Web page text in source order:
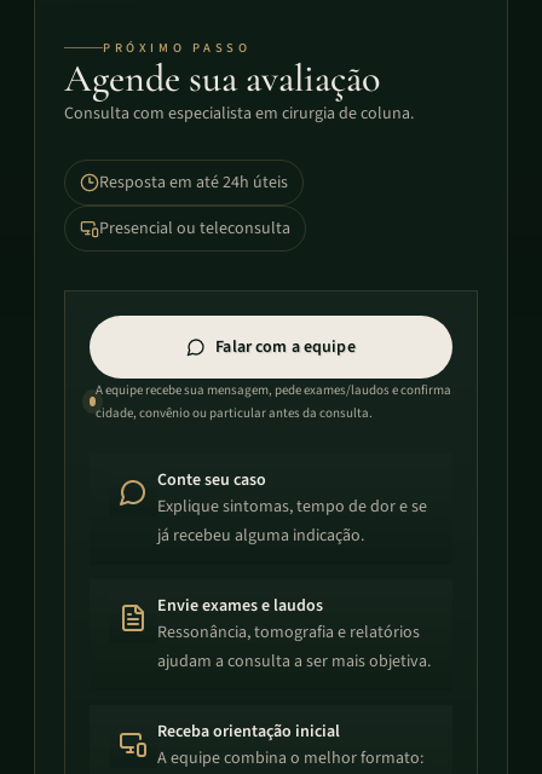
PRÓXIMO PASSO
Agende sua avaliação
Consulta com especialista em cirurgia de coluna.
Resposta em até 24h úteis
Presencial ou teleconsulta
Falar com a equipe
A equipe recebe sua mensagem, pede exames/laudos e confirma
cidade, convênio ou particular antes da consulta.
Conte seu caso
Explique sintomas, tempo de dor e se
já recebeu alguma indicação.
Envie exames e laudos
Ressonância, tomografia e relatórios
ajudam a consulta a ser mais objetiva.
Receba orientação inicial
A equipe combina o melhor formato: